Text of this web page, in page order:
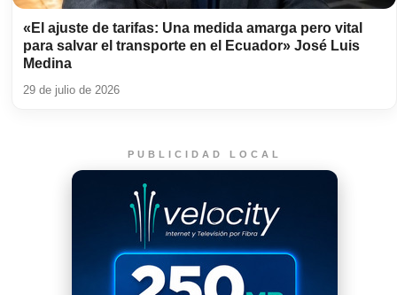
«El ajuste de tarifas: Una medida amarga pero vital
para salvar el transporte en el Ecuador» José Luis
Medina
29 de julio de 2026
PUBLICIDAD LOCAL